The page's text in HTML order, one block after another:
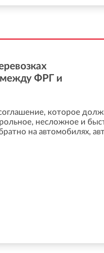
между ФРГ и
которое
несложное и
на автомобилях,